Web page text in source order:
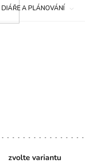
DIÁŘE A PLÁNOVÁNÍ
zvolte variantu